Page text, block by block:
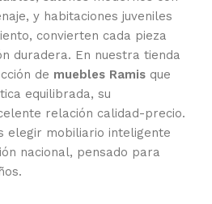
y habitaciones juveniles
convierten cada pieza
duradera. En nuestra tienda
de muebles Ramis que
equilibrada, su
relación calidad-precio.
elegir mobiliario inteligente
nacional, pensado para